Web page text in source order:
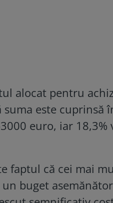
alocat pentru
este cuprinsă
euro, iar
faptul că cei mai
buget